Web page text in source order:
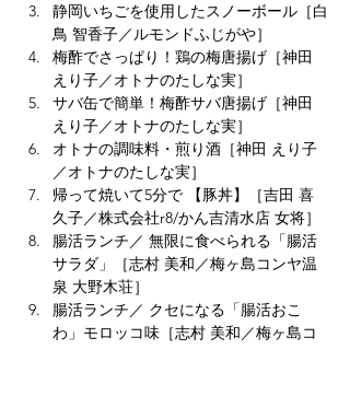
静岡いちごを使用したスノーボール［白
鳥 智香子／ルモンドふじがや］
梅酢でさっぱり！鶏の梅唐揚げ［神田
えり子／オトナのたしな実］
サバ缶で簡単！梅酢サバ唐揚げ［神田
えり子／オトナのたしな実］
オトナの調味料・煎り酒［神田 えり子
／オトナのたしな実］
帰って焼いて5分で 【豚丼】［吉田 喜
久子／株式会社r8/かん吉清水店 女将］
腸活ランチ／ 無限に食べられる「腸活
サラダ」［志村 美和／梅ヶ島コンヤ温
泉 大野木荘］
腸活ランチ／ クセになる「腸活おこ
わ」モロッコ味［志村 美和／梅ヶ島コ